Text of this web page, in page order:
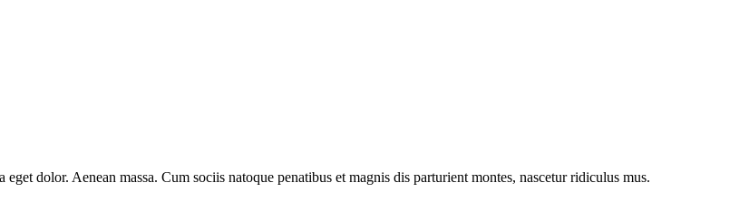
dolor. Aenean massa. Cum sociis natoque penatibus et magnis dis parturient montes, nascetur ridiculus mus.